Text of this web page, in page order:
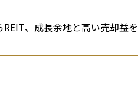
、成長余地と高い売却益